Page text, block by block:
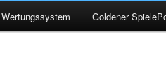
Wertungssystem Goldener